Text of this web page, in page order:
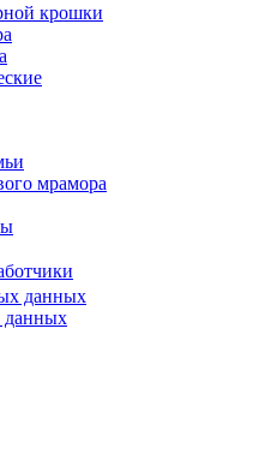
крошки
мрамора
данных
данных